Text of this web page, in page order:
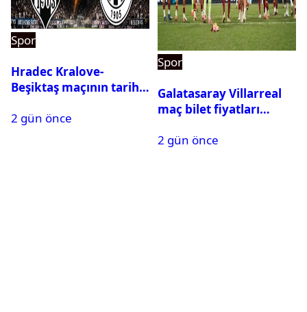
Spor
Hradec Kralove-
Beşiktaş maçının tarihi
2 gün önce
Spor
Galatasaray Villarreal
maç bilet fiyatları
2 gün önce